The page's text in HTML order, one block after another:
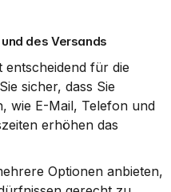
des Versands
sicher, dass Sie
wie E-Mail, Telefon und
erhöhen das
Optionen anbieten,